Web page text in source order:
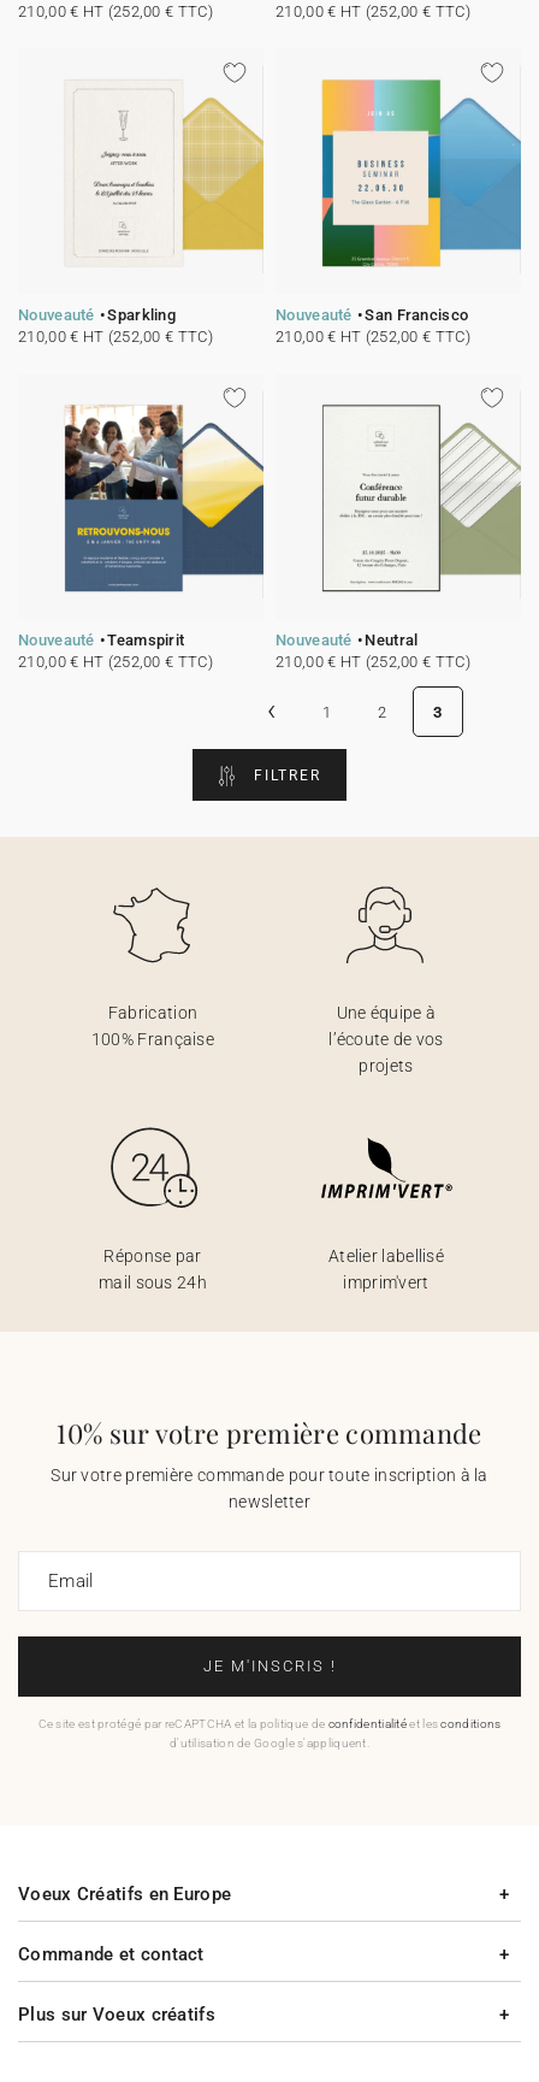
210,00 € HT (252,00 € TTC)
210,00 € HT (252,00 € TTC)
Nouveauté
Sparkling
210,00 € HT (252,00 € TTC)
Nouveauté
San Francisco
210,00 € HT (252,00 € TTC)
Nouveauté
Teamspirit
210,00 € HT (252,00 € TTC)
Nouveauté
Neutral
210,00 € HT (252,00 € TTC)
‹ 1 2 3
FILTRER
Fabrication
100% Française
Une équipe à
l’écoute de vos
projets
Réponse par
mail sous 24h
Atelier labellisé
imprim'vert
10% sur votre première commande
Sur votre première commande pour toute inscription à la
newsletter
Email
JE M'INSCRIS !
Ce site est protégé par reCAPTCHA et la politique de confidentialitéet lesconditions
d'utilisation de Google s'appliquent.
Commande et contact
Plus sur Voeux créatifs
Voeux Créatifs en Europe